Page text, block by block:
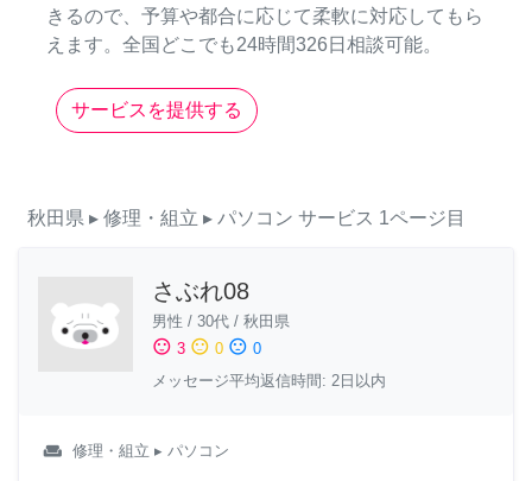
きるので、予算や都合に応じて柔軟に対応してもら
えます。全国どこでも24時間326日相談可能。
サービスを提供する
秋田県 ▸ 修理・組立 ▸ パソコン サービス 1ページ目
さぶれ08
男性 / 30代 / 秋田県
sentiment_satisfied 3 sentiment_neutral 0 sentiment_dissatisfied 0
メッセージ平均返信時間: 2日以内
weekend 修理・組立 ▸ パソコン